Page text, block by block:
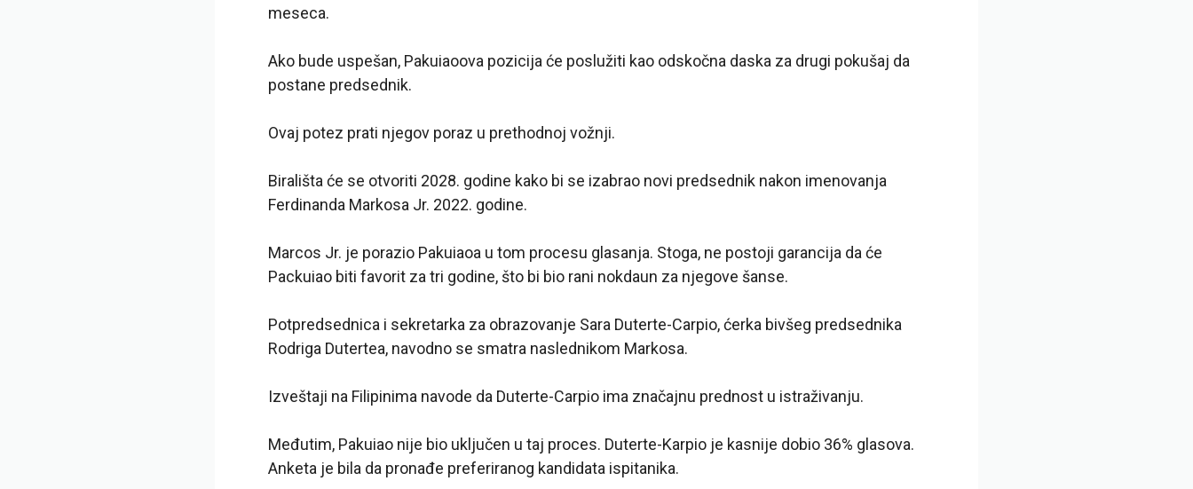
meseca.
Ako bude uspešan, Pakuiaoova pozicija će poslužiti kao odskočna daska za drugi pokušaj da
postane predsednik.
Ovaj potez prati njegov poraz u prethodnoj vožnji.
Birališta će se otvoriti 2028. godine kako bi se izabrao novi predsednik nakon imenovanja
Ferdinanda Markosa Jr. 2022. godine.
Marcos Jr. je porazio Pakuiaoa u tom procesu glasanja. Stoga, ne postoji garancija da će
Packuiao biti favorit za tri godine, što bi bio rani nokdaun za njegove šanse.
Potpredsednica i sekretarka za obrazovanje Sara Duterte-Carpio, ćerka bivšeg predsednika
Rodriga Dutertea, navodno se smatra naslednikom Markosa.
Izveštaji na Filipinima navode da Duterte-Carpio ima značajnu prednost u istraživanju.
Međutim, Pakuiao nije bio uključen u taj proces. Duterte-Karpio je kasnije dobio 36% glasova.
Anketa je bila da pronađe preferiranog kandidata ispitanika.